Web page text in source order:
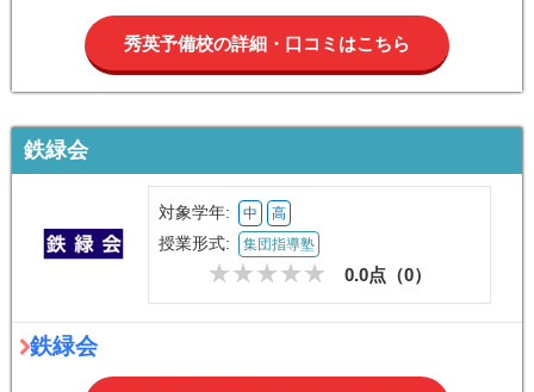
秀英予備校の詳細・口コミはこちら
鉄緑会
対象学年: 中 高
授業形式: 集団指導塾
0.0点（0）
鉄緑会